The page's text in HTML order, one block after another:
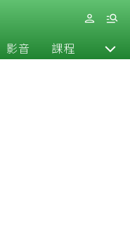
影音 課程 退休